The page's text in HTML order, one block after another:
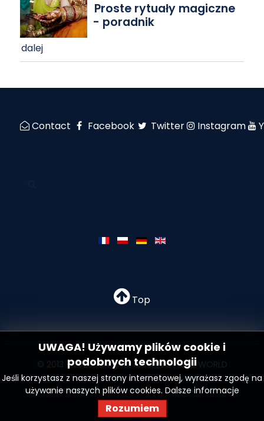
Proste rytuały magiczne
- poradnik
dalej
Contact Facebook Twitter Instagram
Top
© 2013 - 2026 All rights reserved - SN2 WORLD
UWAGA! Używamy plików cookie i
podobnych technologii
Jeśli korzystasz z naszej strony internetowej, wyrażasz zgodę na
używanie naszych plików cookies. Dalsze informacje
Rozumiem